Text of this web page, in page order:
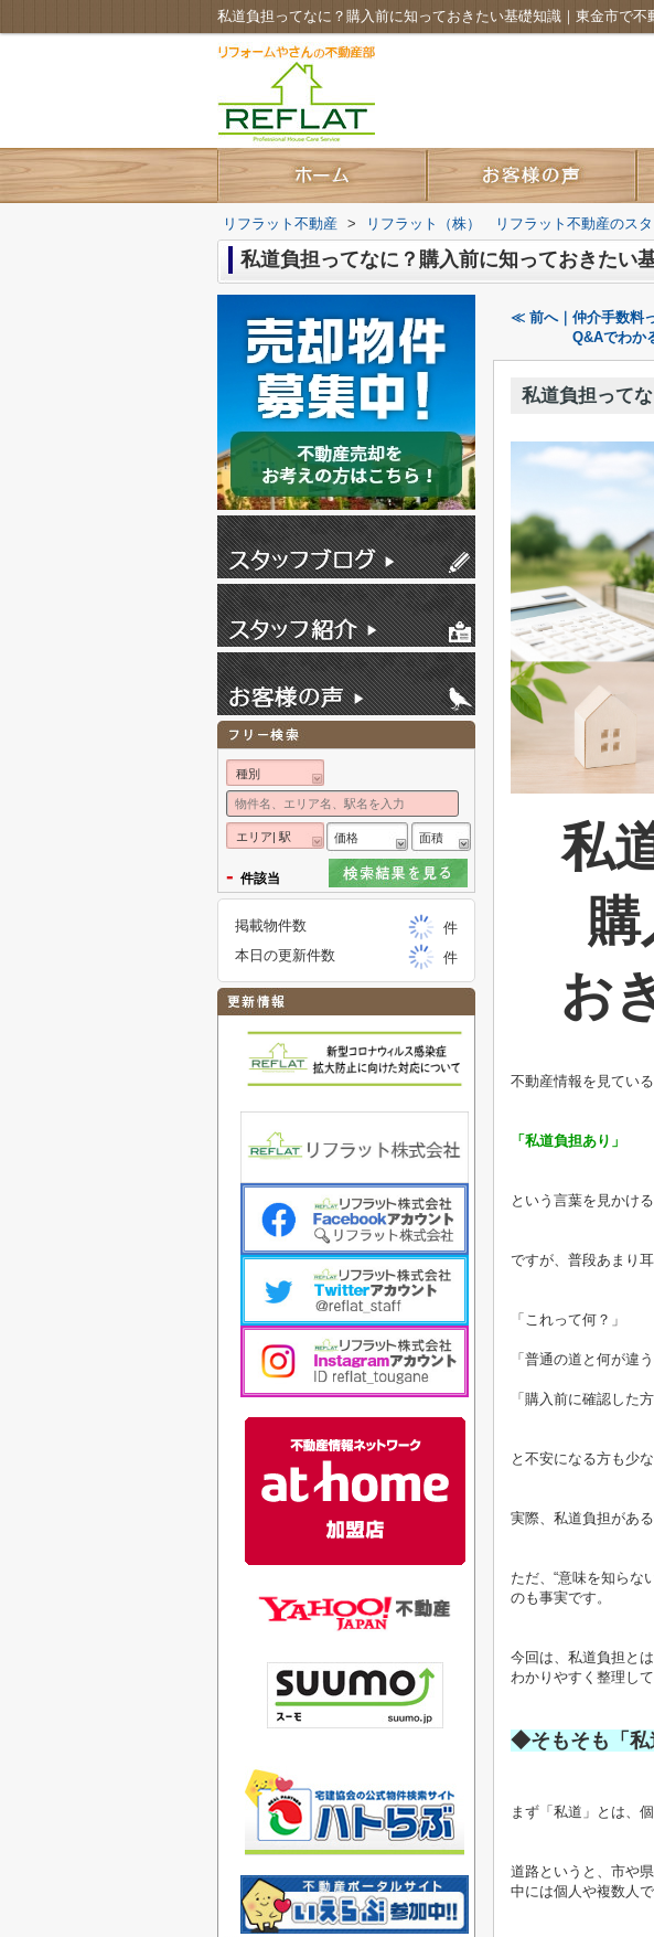
私道負担ってなに？購入前に知っておきたい基礎知識｜東金市で
リフラット不動産 > リフラット（株） リフラット不動産のス
私道負担ってなに？購入前に知っておきたい
≪ 前へ｜仲介手数料
Q&Aでわか
私道負担って
私
お
不動産情報を見ている
「私道負担あり」
という言葉を見かけ
ですが、普段あまり
「これって何？」
「普通の道と何が違う
「購入前に確認した
と不安になる方も少
実際、私道負担があ
ただ、“意味を知らな
のも事実です。
今回は、私道負担と
わかりやすく整理して
◆そもそも「私
まず「私道」とは、
道路というと、市や
中には個人や複数人
種別
エリア| 駅 価格 面積
- 件該当
掲載物件数
件
本日の更新件数
件